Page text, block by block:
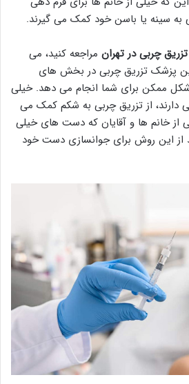
به سینه یا باسن خود کمک می گیرند.
چربی در تهران مراجعه کنید، می
پزشک تزریق چربی در بخش های
ممکن برای شما انجام می دهد. خیلی
دارند، از تزریق چربی به شکم کمک می
از خانم ها و آقایان که دست های خیلی
از این روش برای جوانسازی دست خود